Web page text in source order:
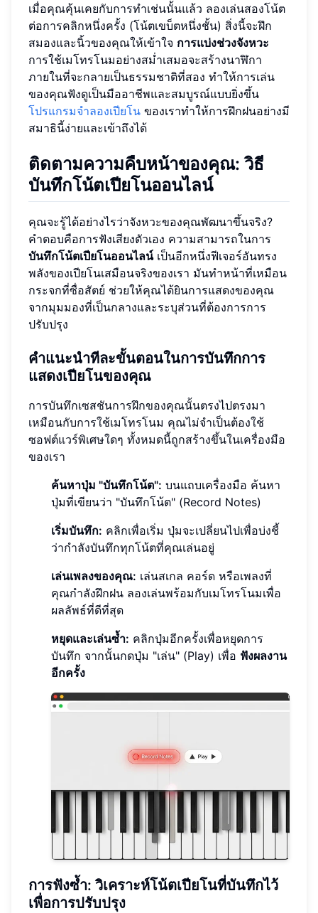
เมื่อคุณคุ้นเคยกับการทำเช่นนั้นแล้ว ลองเล่นสองโน้ต
ต่อการคลิกหนึ่งครั้ง (โน้ตเขบ็ตหนึ่งชั้น) สิ่งนี้จะฝึก
สมองและนิ้วของคุณให้เข้าใจ การแบ่งช่วงจังหวะ
การใช้เมโทรโนมอย่างสม่ำเสมอจะสร้างนาฬิกา
ภายในที่จะกลายเป็นธรรมชาติที่สอง ทำให้การเล่น
ของคุณฟังดูเป็นมืออาชีพและสมบูรณ์แบบยิ่งขึ้น
โปรแกรมจำลองเปียโน ของเราทำให้การฝึกฝนอย่างมี
สมาธินี้ง่ายและเข้าถึงได้
ติดตามความคืบหน้าของคุณ: วิธี
บันทึกโน้ตเปียโนออนไลน์
คุณจะรู้ได้อย่างไรว่าจังหวะของคุณพัฒนาขึ้นจริง?
คำตอบคือการฟังเสียงตัวเอง ความสามารถในการ
บันทึกโน้ตเปียโนออนไลน์เป็นอีกหนึ่งฟีเจอร์อันทรง
พลังของเปียโนเสมือนจริงของเรา มันทำหน้าที่เหมือน
กระจกที่ซื่อสัตย์ ช่วยให้คุณได้ยินการแสดงของคุณ
จากมุมมองที่เป็นกลางและระบุส่วนที่ต้องการการ
ปรับปรุง
คำแนะนำทีละขั้นตอนในการบันทึกการ
แสดงเปียโนของคุณ
การบันทึกเซสชันการฝึกของคุณนั้นตรงไปตรงมา
เหมือนกับการใช้เมโทรโนม คุณไม่จำเป็นต้องใช้
ซอฟต์แวร์พิเศษใดๆ ทั้งหมดนี้ถูกสร้างขึ้นในเครื่องมือ
ของเรา
ค้นหาปุ่ม "บันทึกโน้ต": บนแถบเครื่องมือ ค้นหา
ปุ่มที่เขียนว่า "บันทึกโน้ต" (Record Notes)
เริ่มบันทึก: คลิกเพื่อเริ่ม ปุ่มจะเปลี่ยนไปเพื่อบ่งชี้
ว่ากำลังบันทึกทุกโน้ตที่คุณเล่นอยู่
เล่นเพลงของคุณ: เล่นสเกล คอร์ด หรือเพลงที่
คุณกำลังฝึกฝน ลองเล่นพร้อมกับเมโทรโนมเพื่อ
ผลลัพธ์ที่ดีที่สุด
หยุดและเล่นซ้ำ: คลิกปุ่มอีกครั้งเพื่อหยุดการ
บันทึก จากนั้นกดปุ่ม "เล่น" (Play) เพื่อ ฟังผลงาน
อีกครั้ง
การฟังซ้ำ: วิเคราะห์โน้ตเปียโนที่บันทึกไว้
เพื่อการปรับปรุง